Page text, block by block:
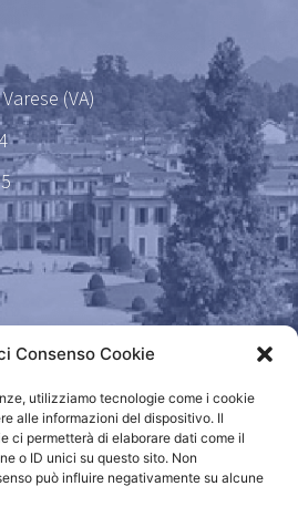
Consenso Cookie
utilizziamo tecnologie come i cookie
alle informazioni del dispositivo. Il
ci permetterà di elaborare dati come il
o ID unici su questo sito. Non
può influire negativamente su alcune
(VA)